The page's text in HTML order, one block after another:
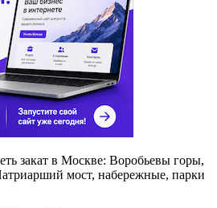
закат в Москве: Воробьевы горы,
мост, набережные, парки